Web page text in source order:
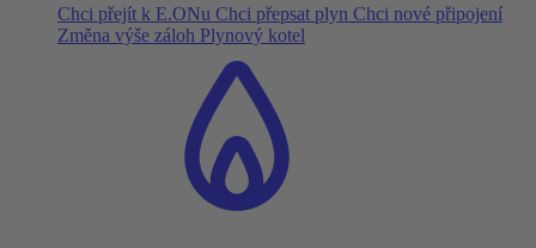
Chci přejít k E.ONu Chci přepsat plyn Chci nové připojení
Změna výše záloh Plynový kotel